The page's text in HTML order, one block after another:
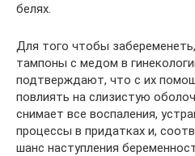
белях.
Для того чтобы
тампоны с медом в
подтверждают, что с их
повлиять на слизистую
снимает все воспаления,
процессы в придатках и,
шанс наступления